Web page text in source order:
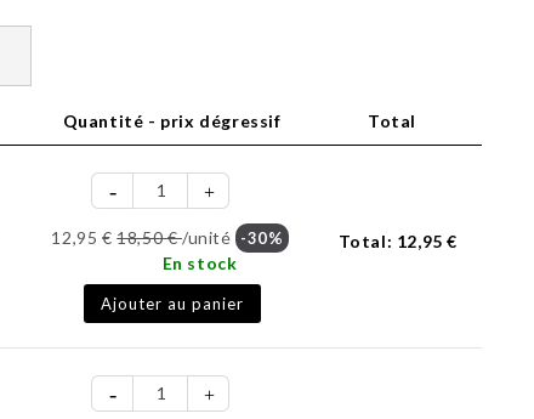
Quantité - prix dégressif Total
12,95 €18,50 €/unité -30%
En stock
Ajouter au panier
Total: 12,95 €